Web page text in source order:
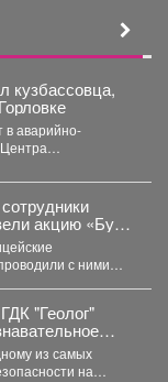
кузбассовца,
в аварийно-
с...
акцию «Будь
с ними
"Геолог"
из самых
на